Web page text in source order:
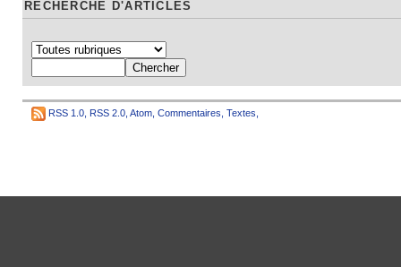
RECHERCHE D'ARTICLES
RSS 1.0 RSS 2.0 Atom Commentaires Textes